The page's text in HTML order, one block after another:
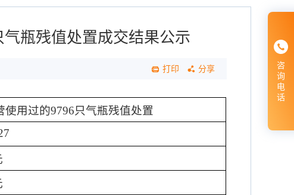
咨
询
电
话
瓶残值处置成交结果公示
分享
打印
使用过的9796只气瓶残值处置